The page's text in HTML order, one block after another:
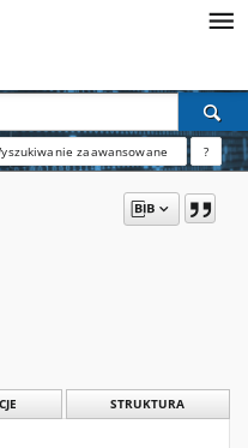
zaawansowane ?
STRUKTURA